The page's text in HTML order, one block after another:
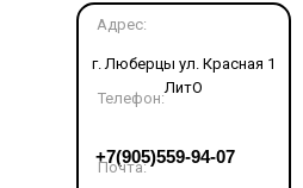
Адрес:
г. Люберцы ул. Красная 1
ЛитО
Телефон:
+7(905)559-94-07
Почта: